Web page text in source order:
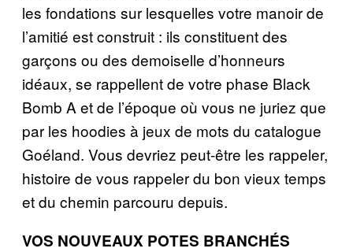
les fondations sur lesquelles votre manoir de
l’amitié est construit : ils constituent des
garçons ou des demoiselle d’honneurs
idéaux, se rappellent de votre phase Black
Bomb A et de l’époque où vous ne juriez que
par les hoodies à jeux de mots du catalogue
Goéland. Vous devriez peut-être les rappeler,
histoire de vous rappeler du bon vieux temps
et du chemin parcouru depuis.
VOS NOUVEAUX POTES BRANCHÉS